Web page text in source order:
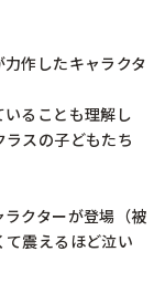
作したキャラクタ
ることも理解し
スの子どもたち
クターが登場（被
震えるほど泣い